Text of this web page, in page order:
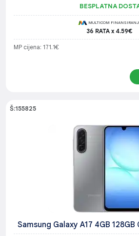
BESPLATNA
MULTICOM
36 RATA x 4.59€
MP cijena: 171.1€
Š:155825
Samsung Galaxy A17 4GB